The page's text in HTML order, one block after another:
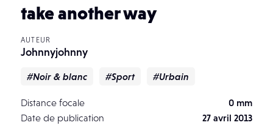
take another way
AUTEUR
Johnnyjohnny
#Noir & blanc #Sport #Urbain
Distance focale
0 mm
Date de publication
27 avril 2013